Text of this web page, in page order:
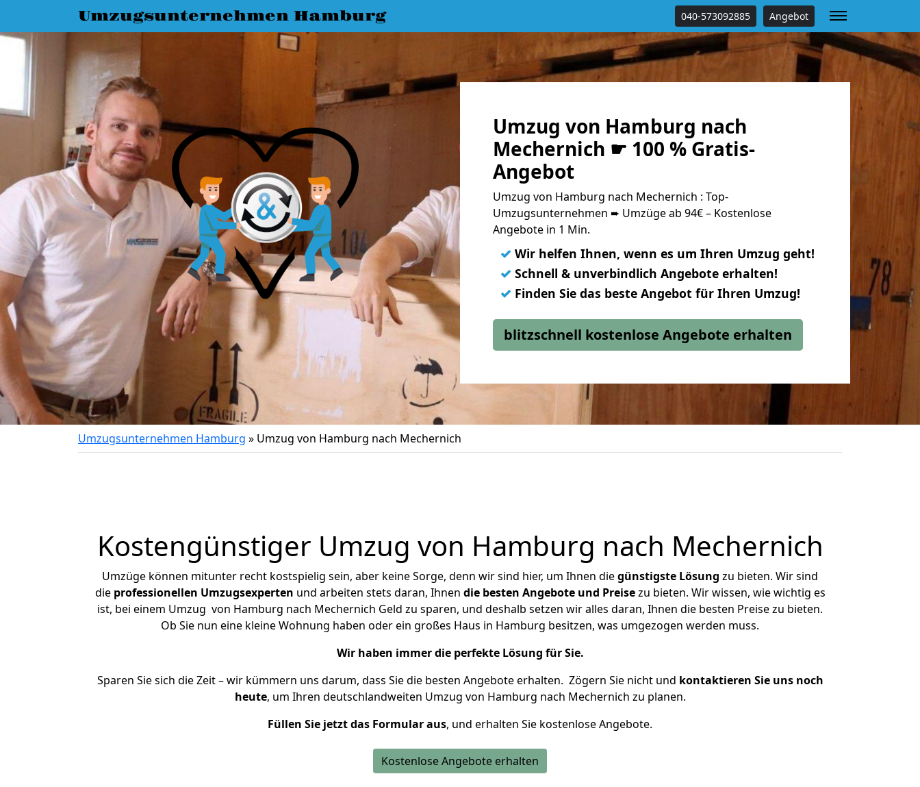
Umzugsunternehmen Hamburg 040-573092885 Angebot
Umzug von Hamburg nach
Mechernich ☛ 100 % Gratis-
Angebot
Umzug von Hamburg nach Mechernich : Top-
Umzugsunternehmen ➨ Umzüge ab 94€ – Kostenlose
Angebote in 1 Min.
✓ Wir helfen Ihnen, wenn es um Ihren Umzug geht!
✓ Schnell & unverbindlich Angebote erhalten!
✓ Finden Sie das beste Angebot für Ihren Umzug!
blitzschnell kostenlose Angebote erhalten
Umzugsunternehmen Hamburg » Umzug von Hamburg nach Mechernich
Kostengünstiger Umzug von Hamburg nach Mechernich
Umzüge können mitunter recht kostspielig sein, aber keine Sorge, denn wir sind hier, um Ihnen diegünstigste Lösung zu bieten. Wir sind
die professionellen Umzugsexperten und arbeiten stets daran, Ihnen die besten Angebote und Preisezu bieten. Wir wissen, wie wichtig es
ist, bei einem Umzug von Hamburg nach Mechernich Geld zu sparen, und deshalb setzen wir alles daran, Ihnen die besten Preise zu bieten.
Ob Sie nun eine kleine Wohnung haben oder ein großes Haus in Hamburg besitzen, was umgezogen werden muss.
Wir haben immer die perfekte Lösung für Sie.
Sparen Sie sich die Zeit – wir kümmern uns darum, dass Sie die besten Angebote erhalten. Zögern Sie nicht und kontaktieren Sie uns noch
heute, um Ihren deutschlandweiten Umzug von Hamburg nach Mechernich zu planen.
Füllen Sie jetzt das Formular aus, und erhalten Sie kostenlose Angebote.
Kostenlose Angebote erhalten